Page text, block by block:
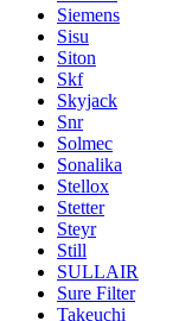
Siemens
Sisu
Siton
Skf
Skyjack
Snr
Solmec
Sonalika
Stellox
Stetter
Steyr
Still
SULLAIR
Sure Filter
Takeuchi